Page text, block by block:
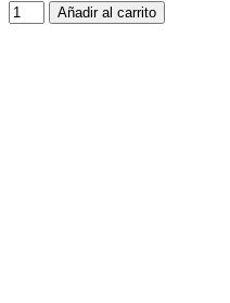
Añadir al carrito